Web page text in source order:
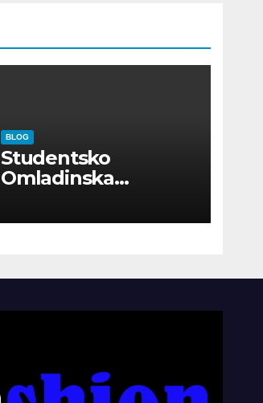
BLOG
Studentsko
Omladinska
Kompanije“